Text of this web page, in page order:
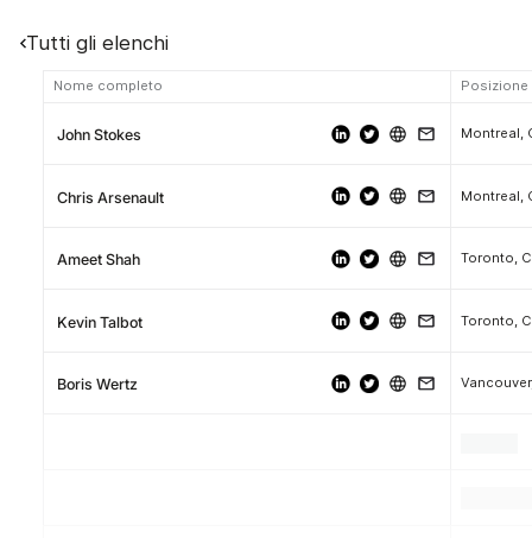
Tutti gli elenchi
Nome completo Posizione
John Stokes Montreal,
Chris Arsenault Montreal,
Ameet Shah Toronto,
Kevin Talbot Toronto,
Boris Wertz